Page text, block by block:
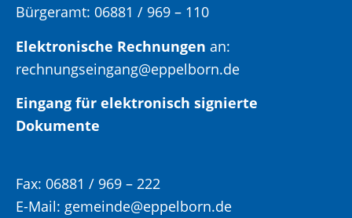
Bürgeramt: 06881 / 969 – 110
Elektronische Rechnungen an:
rechnungseingang@eppelborn.de
Eingang für elektronisch signierte
Dokumente
Fax: 06881 / 969 – 222
E-Mail: gemeinde@eppelborn.de